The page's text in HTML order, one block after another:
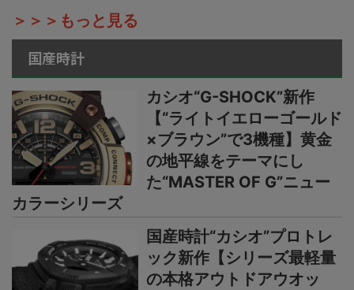
＞＞＞もっと見る
国産時計
カシオ“G-SHOCK”新作
【“ライトイエローゴールド
×ブラウン”で3機種】黄金
の地平線をテーマにし
た“MASTER OF G”ニュー
カラーシリーズ
国産時計“カシオ”プロトレ
ック新作【シリーズ最軽量
の本格アウトドアウオッ